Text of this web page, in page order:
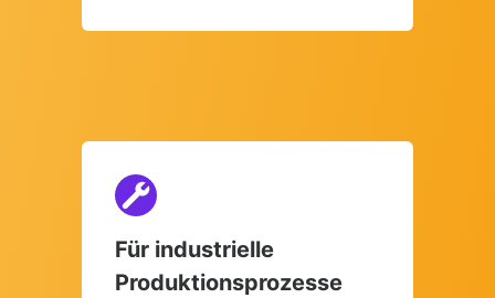
Für industrielle
Produktionsprozesse